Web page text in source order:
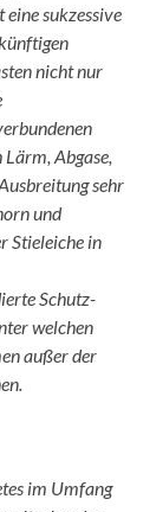
sukzessive
nicht nur
Abgase,
sehr
und
Stieleiche in
Schutz-
welchen
außer der
im Umfang